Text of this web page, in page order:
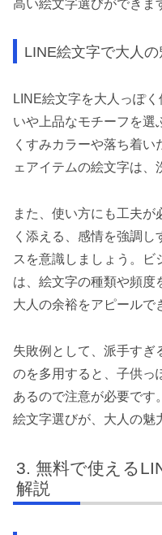
高い絵文字選びができま
LINE絵文字で大人
LINE絵文字を大人っぽ
いや上品なモチーフを選
くすみカラーや落ち着
ェアイテムの絵文字は、
また、使い方にも工夫
く添える、感情を強調
スを意識しましょう。ビ
は、絵文字の種類や頻度
大人の余裕をアピールで
失敗例として、派手すぎ
のを多用すると、子供っ
あるので注意が必要です
絵文字選びが、大人の魅
無料で使える
解説